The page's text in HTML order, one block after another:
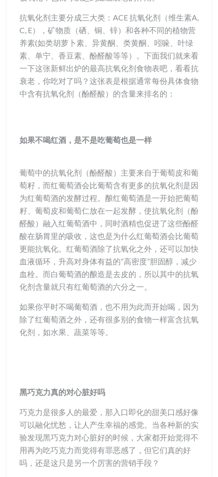
抗氧化剂主要分成三大类：ACE 抗氧化剂（维生素A,
C, E），矿物质（硒、铜、锌）和各种不同的植物营
养素(如类胡萝卜素、异黄酮、类黄酮、吲哚、叶绿
素、单宁、香豆素、酚醛酸等等）。下面我们就来看
一下这张新鲜出炉的最高抗氧化剂食物表吧，看看抗
衰老，你吃对了吗？这张表是根据通常每份具体食物
中含有抗氧化剂（酚醛酸）的含量来排名的：
如果不喝红酒，是不是吃葡萄也是一样
葡萄中的抗氧化剂（酚醛酸）主要来自于葡萄皮和葡
萄籽，而红葡萄酒会比葡萄含有更多的抗氧化剂是因
为红葡萄酒的发酵过程。酿红葡萄酒是一开始把葡萄
籽、葡萄皮和葡萄仁放在一起发酵，使抗氧化剂（酚
醛酸）融入红葡萄酒中，同时酒精也促进了这些酚醛
酸在肠胃里的吸收，这也是为什么红葡萄酒会比葡萄
更能抗氧化。红葡萄酒除了抗氧化之外，还可以加快
血液循环，升高对身体有益的“高密度”胆固醇，减少
血栓。而白葡萄酒的酿造是去皮的，所以其中的抗氧
化剂含量就只有红葡萄酒的六分之一。
如果你平时不喝葡萄酒，也不用为此而开始喝，因为
除了红葡萄酒之外，还有很多别的食物一样富含抗氧
化剂，如水果、蔬菜等等。
黑巧克力真的对心脏好吗
巧克力是很多人的最爱，那入口即化的甜美口感好像
可以融化忧愁，让人产生幸福的感觉。当各种新的实
验发现黑巧克力对心脏好的时候，大家都开始觉得不
用再为吃巧克力而觉得有罪恶感了，但它们真的好
吗，还是这只是另一个厉害的营销手段？